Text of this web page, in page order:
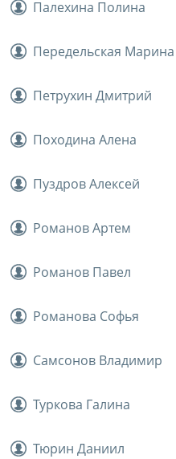
Палехина Полина
Передельская Марина
Петрухин Дмитрий
Походина Алена
Пуздров Алексей
Романов Артем
Романов Павел
Романова Софья
Самсонов Владимир
Туркова Галина
Тюрин Даниил